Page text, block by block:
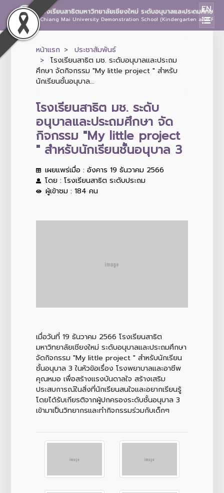
โรงเรียนสาธิตมหาวิทยาลัยเชียงใหม่ ระดับอนุบาลและประถมศึกษา
Chiang Mai University Demonstration School (Kindergarten and
EN
หน้าแรก
ประชาสัมพันธ์
โรงเรียนสาธิต มช. ระดับอนุบาลและประถม
ศึกษา จัดกิจกรรม "My little project " สำหรับ
นักเรียนชั้นอนุบาล...
โรงเรียนสาธิต มช. ระดับ
อนุบาลและประถมศึกษา จัด
กิจกรรม "My little project
" สำหรับนักเรียนชั้นอนุบาล 3
เผยแพร่เมื่อ : อังคาร 19 ธันวาคม 2566
โดย : โรงเรียนสาธิต ระดับประถม
ผู้เข้าชม : 184 คน
เมื่อวันที่ 19 ธันวาคม 2566 โรงเรียนสาธิต
มหาวิทยาลัยเชียงใหม่ ระดับอนุบาลและประถมศึกษา
จัดกิจกรรม "My little project " สำหรับนักเรียน
ชั้นอนุบาล 3 ในหัวข้อเรื่อง โรงพยาบาลและอาชีพ
คุณหมอ เพื่อสร้างแรงบันดาลใจ สร้างเสริม
ประสบการณ์ในสิ่งที่นักเรียนสนใจและอยากเรียนรู้
โดยได้รับเกียรติจากผู้ปกครองระดับชั้นอนุบาล 3
เข้ามาเป็นวิทยากรและทำกิจกรรมร่วมกับเด็กๆ